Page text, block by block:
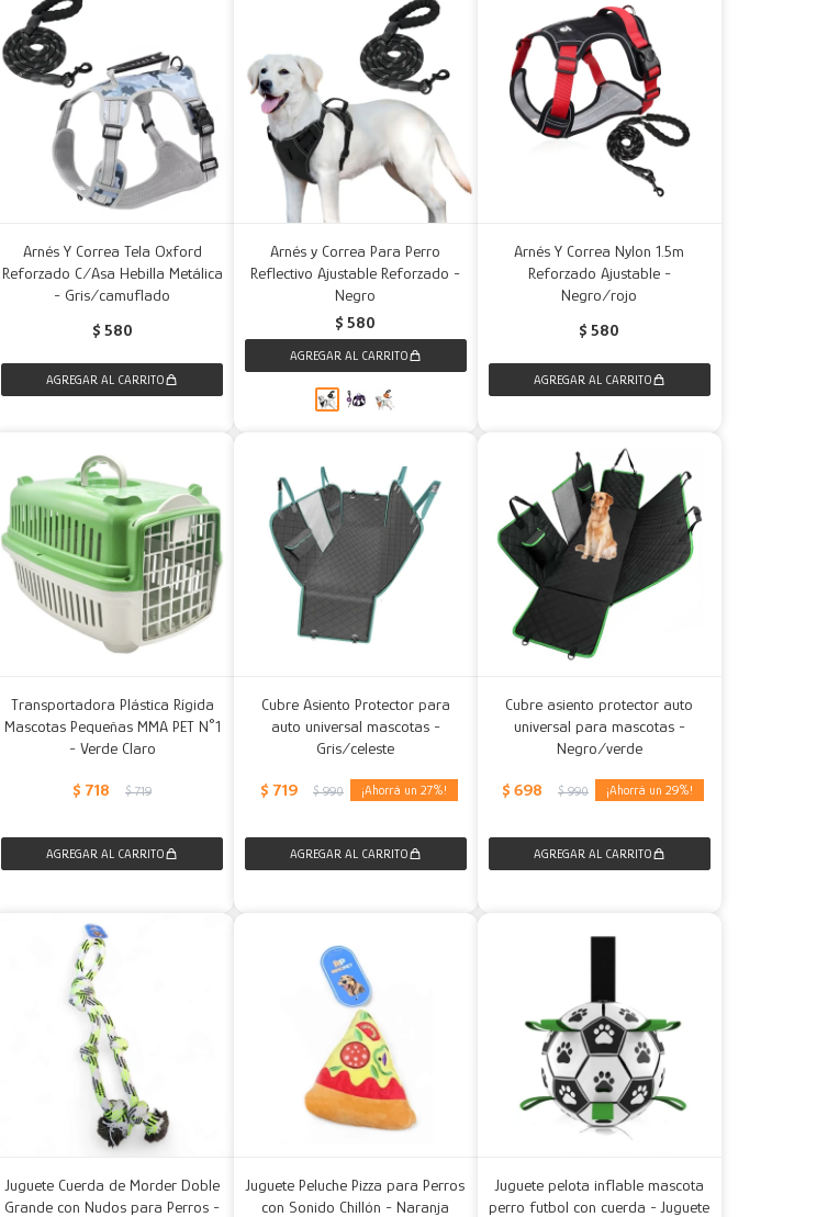
Arnés Y Correa Tela Oxford
Reforzado C/Asa Hebilla Metálica
- Gris/camuflado
$ 580
Arnés y Correa Para Perro
Reflectivo Ajustable Reforzado -
Negro
$ 580
Arnés Y Correa Nylon 1.5m
Reforzado Ajustable -
Negro/rojo
$ 580
Transportadora Plástica Rígida
Mascotas Pequeñas MMA PET N°1
- Verde Claro
$ 718 $ 719
Cubre Asiento Protector para
auto universal mascotas -
Gris/celeste
$ 719 $ 990 27
Cubre asiento protector auto
universal para mascotas -
Negro/verde
$ 698 $ 990 29
Juguete Cuerda de Morder Doble
Grande con Nudos para Perros -
Juguete Peluche Pizza para Perros
con Sonido Chillón - Naranja
Juguete pelota inflable mascota
perro futbol con cuerda - Juguete